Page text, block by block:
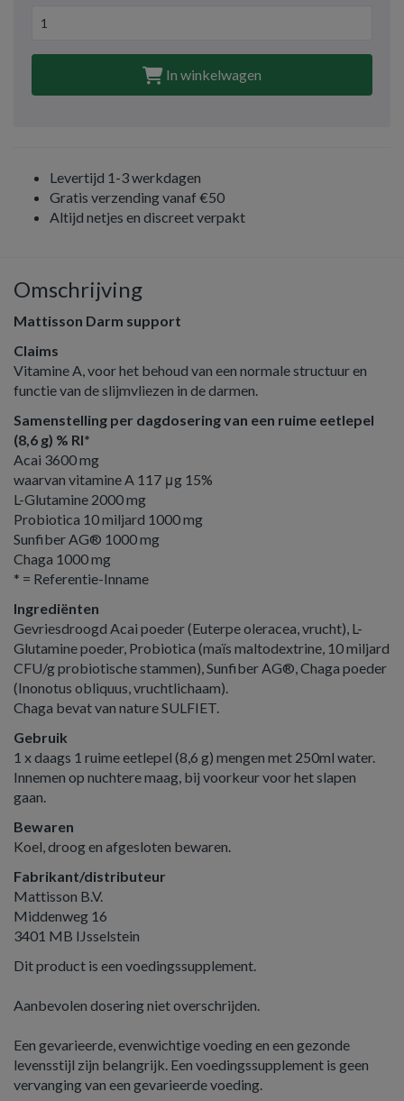
In winkelwagen
Levertijd 1-3 werkdagen
Gratis verzending vanaf €50
Altijd netjes en discreet verpakt
Omschrijving
Mattisson Darm support
Claims
Vitamine A, voor het behoud van een normale structuur en
functie van de slijmvliezen in de darmen.
Samenstelling per dagdosering van een ruime eetlepel
(8,6 g) % RI*
Acai 3600 mg
waarvan vitamine A 117 μg 15%
L-Glutamine 2000 mg
Probiotica 10 miljard 1000 mg
Sunfiber AG® 1000 mg
Chaga 1000 mg
* = Referentie-Inname
Ingrediënten
Gevriesdroogd Acai poeder (Euterpe oleracea, vrucht), L-
Glutamine poeder, Probiotica (maïs maltodextrine, 10 miljard
CFU/g probiotische stammen), Sunfiber AG®, Chaga poeder
(Inonotus obliquus, vruchtlichaam).
Chaga bevat van nature SULFIET.
Gebruik
1 x daags 1 ruime eetlepel (8,6 g) mengen met 250ml water.
Innemen op nuchtere maag, bij voorkeur voor het slapen
gaan.
Bewaren
Koel, droog en afgesloten bewaren.
Fabrikant/distributeur
Mattisson B.V.
Middenweg 16
3401 MB IJsselstein
Dit product is een voedingssupplement.
Aanbevolen dosering niet overschrijden.
Een gevarieerde, evenwichtige voeding en een gezonde
levensstijl zijn belangrijk. Een voedingssupplement is geen
vervanging van een gevarieerde voeding.